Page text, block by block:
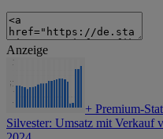
Anzeige
+ Premium-
Silvester: Umsatz mit Verkauf